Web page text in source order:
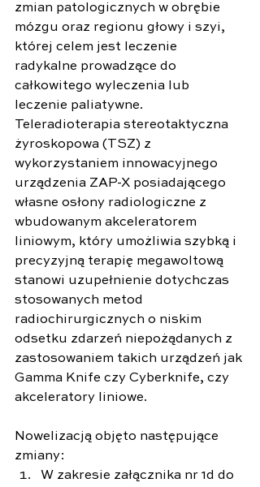
zmian patologicznych w obrębie
mózgu oraz regionu głowy i szyi,
której celem jest leczenie
radykalne prowadzące do
całkowitego wyleczenia lub
leczenie paliatywne.
Teleradioterapia stereotaktyczna
żyroskopowa (TSZ) z
wykorzystaniem innowacyjnego
urządzenia ZAP-X posiadającego
własne osłony radiologiczne z
wbudowanym akceleratorem
liniowym, który umożliwia szybką i
precyzyjną terapię megawoltową
stanowi uzupełnienie dotychczas
stosowanych metod
radiochirurgicznych o niskim
odsetku zdarzeń niepożądanych z
zastosowaniem takich urządzeń jak
Gamma Knife czy Cyberknife, czy
akceleratory liniowe.
Nowelizacją objęto następujące
zmiany:
W zakresie załącznika nr 1d do